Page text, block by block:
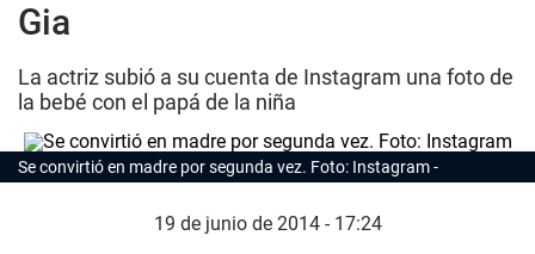
Gia
La actriz subió a su cuenta de Instagram una foto de
la bebé con el papá de la niña
Se convirtió en madre por segunda vez. Foto: Instagram
19 de junio de 2014 - 17:24